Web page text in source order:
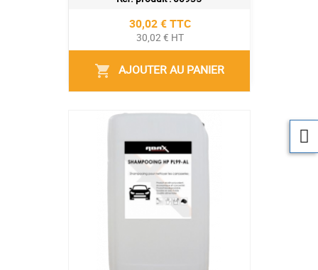
Prix
30,02 € TTC
30,02 € HT
shopping_cart AJOUTER AU PANIER